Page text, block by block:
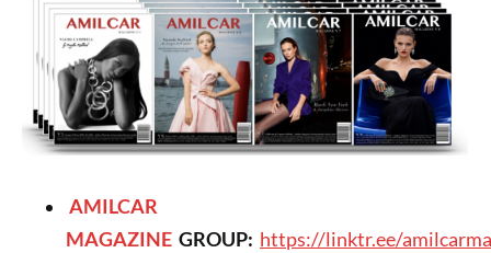
AMILCAR
MAGAZINE GROUP: https://linktr.ee/